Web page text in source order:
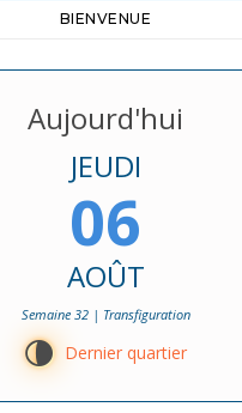
BIENVENUE
Aujourd'hui
JEUDI
06
AOÛT
Semaine 32 | Transfiguration
U Dernier quartier